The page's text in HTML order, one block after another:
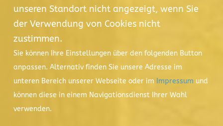
unseren Standort nicht angezeigt, wenn Sie
der Verwendung von Cookies nicht
zustimmen.
Sie können Ihre Einstellungen über den folgenden Button
anpassen. Alternativ finden Sie unsere Adresse im
unteren Bereich unserer Webseite oder im Impressum und
können diese in einem Navigationsdienst Ihrer Wahl
verwenden.